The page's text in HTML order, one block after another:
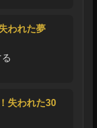
われた夢
失われた30